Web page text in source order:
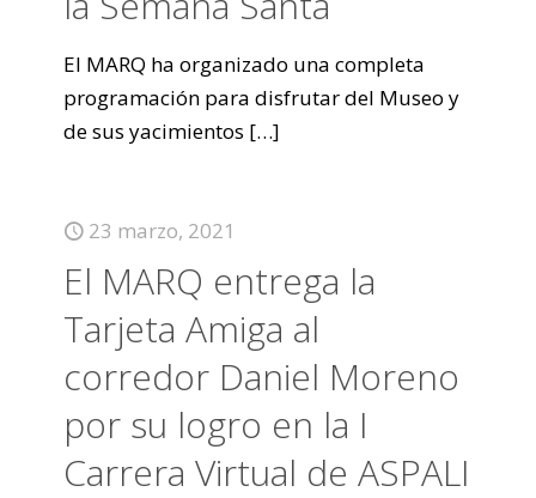
El MARQ ha organizado una completa
programación para disfrutar del Museo y
de sus yacimientos […]
23 marzo, 2021
El MARQ entrega la
Tarjeta Amiga al
corredor Daniel Moreno
por su logro en la I
Carrera Virtual de ASPALI